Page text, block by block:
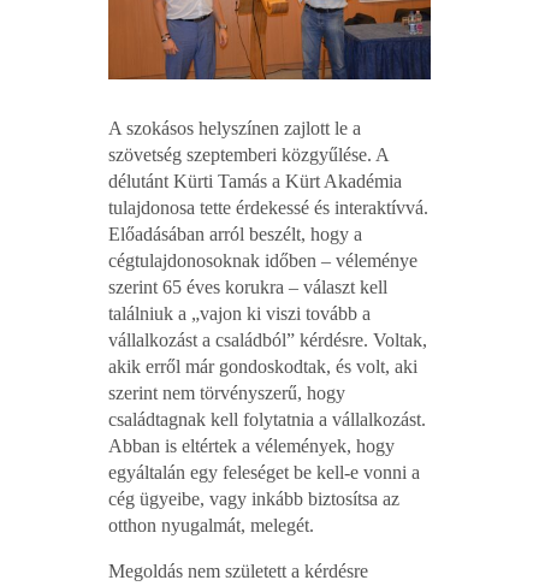
A szokásos helyszínen zajlott le a
szövetség szeptemberi közgyűlése. A
délutánt Kürti Tamás a Kürt Akadémia
tulajdonosa tette érdekessé és interaktívvá.
Előadásában arról beszélt, hogy a
cégtulajdonosoknak időben – véleménye
szerint 65 éves korukra – választ kell
találniuk a „vajon ki viszi tovább a
vállalkozást a családból” kérdésre. Voltak,
akik erről már gondoskodtak, és volt, aki
szerint nem törvényszerű, hogy
családtagnak kell folytatnia a vállalkozást.
Abban is eltértek a vélemények, hogy
egyáltalán egy feleséget be kell-e vonni a
cég ügyeibe, vagy inkább biztosítsa az
otthon nyugalmát, melegét.
Megoldás nem született a kérdésre